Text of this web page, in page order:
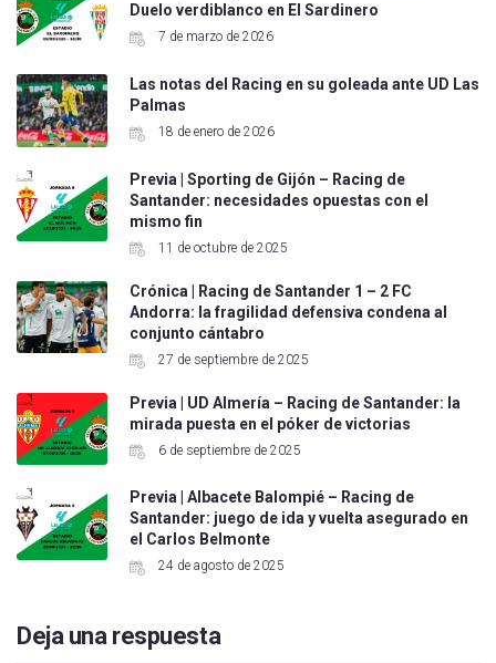
Duelo verdiblanco en El Sardinero
7 de marzo de 2026
Las notas del Racing en su goleada ante UD Las
Palmas
18 de enero de 2026
Previa | Sporting de Gijón – Racing de
Santander: necesidades opuestas con el
mismo fin
11 de octubre de 2025
Crónica | Racing de Santander 1 – 2 FC
Andorra: la fragilidad defensiva condena al
conjunto cántabro
27 de septiembre de 2025
Previa | UD Almería – Racing de Santander: la
mirada puesta en el póker de victorias
6 de septiembre de 2025
Previa | Albacete Balompié – Racing de
Santander: juego de ida y vuelta asegurado en
el Carlos Belmonte
24 de agosto de 2025
Deja una respuesta